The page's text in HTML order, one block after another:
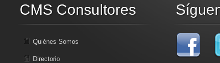
CMS Consultores
Quiénes Somos
Directorio